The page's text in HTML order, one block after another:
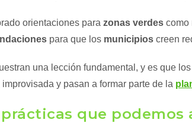
orientaciones para zonas verdes como
para que los municipios creen
una lección fundamental, y es que los
y pasan a formar parte de la
prácticas que podemos